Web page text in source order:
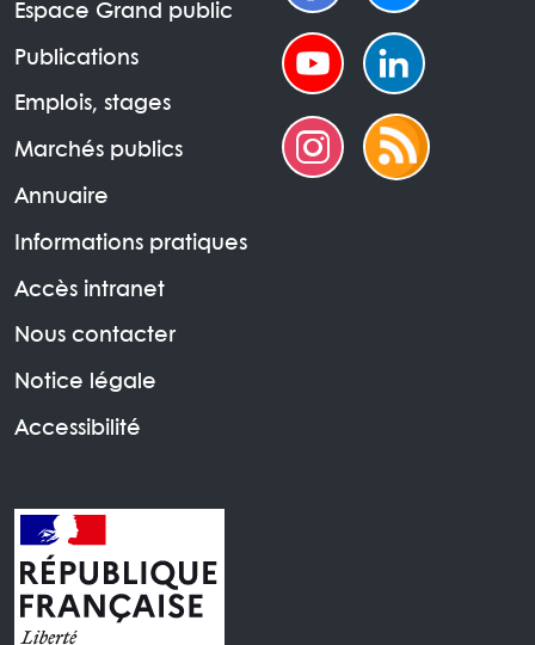
Espace Grand public
Publications
Emplois, stages
Marchés publics
Annuaire
Informations pratiques
Accès intranet
Nous contacter
Notice légale
Accessibilité